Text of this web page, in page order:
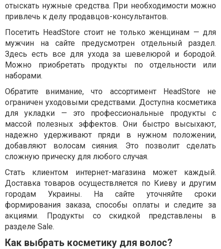
отыскать нужные средства. При необходимости можно
привлечь к делу продавцов-консультантов.
Посетить HeadStore стоит не только женщинам — для
мужчин на сайте предусмотрен отдельный раздел.
Здесь есть все для ухода за шевелюрой и бородой.
Можно приобретать продукты по отдельности или
наборами.
Обратите внимание, что ассортимент HeadStore не
ограничен уходовыми средствами. Доступна косметика
для укладки — это профессиональные продукты с
массой полезных эффектов. Они быстро высыхают,
надежно удерживают пряди в нужном положении,
добавляют волосам сияния. Это позволит сделать
сложную прическу для любого случая.
Стать клиентом интернет-магазина может каждый.
Доставка товаров осуществляется по Киеву и другим
городам Украины. На сайте уточняйте сроки
формирования заказа, способы оплаты и следите за
акциями. Продукты со скидкой представлены в
разделе Sale.
Как выбрать косметику для волос?